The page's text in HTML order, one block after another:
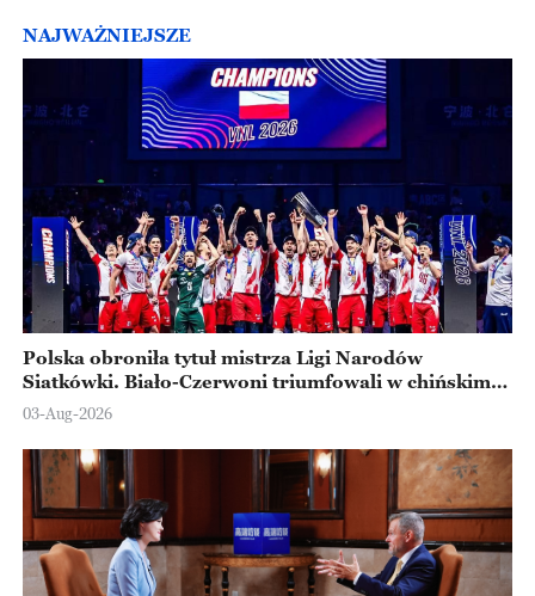
NAJWAŻNIEJSZE
Polska obroniła tytuł mistrza Ligi Narodów
Siatkówki. Biało-Czerwoni triumfowali w chińskim
Ningbo
03-Aug-2026